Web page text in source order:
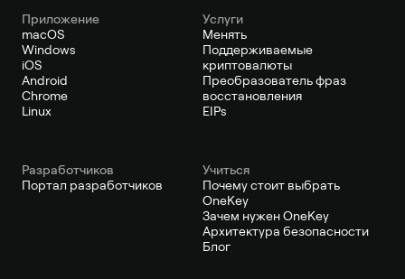
Приложение
macOS
Windows
iOS
Android
Chrome
Linux
Услуги
Менять
Поддерживаемые
криптовалюты
Преобразователь фраз
восстановления
EIPs
Pазработчиков
Портал разработчиков
Учиться
Почему стоит выбрать
OneKey
Зачем нужен OneKey
Архитектура безопасности
Блог